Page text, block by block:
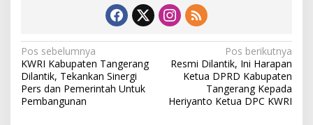
N
a
v
i
Pos sebelumnya
KWRI Kabupaten Tangerang
Dilantik, Tekankan Sinergi
Pers dan Pemerintah Untuk
Pembangunan
Pos berikutnya
Resmi Dilantik, Ini Harapan
Ketua DPRD Kabupaten
Tangerang Kepada
Heriyanto Ketua DPC KWRI